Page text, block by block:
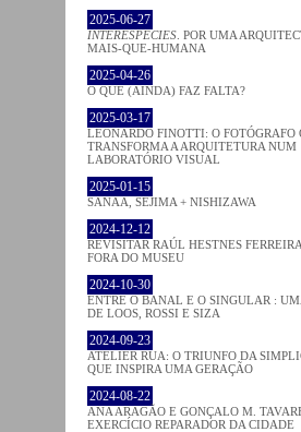
2025-06-27
INTERESPECIES . POR UMA
MAIS-QUE-HUMANA
2025-04-26
O QUE (AINDA) FAZ FALTA?
2025-03-17
LEONARDO FINOTTI: O FOTÓGRAFO
TRANSFORMA A ARQUITETURA NUM
LABORATÓRIO VISUAL
2025-01-15
SANAA, SEJIMA + NISHIZAWA
2024-12-12
REVISITAR RAÚL HESTNES
FORA DO MUSEU
2024-10-30
ENTRE O BANAL E O SINGULAR :
DE LOOS, ROSSI E SIZA
2024-09-23
ATELIER RUA: O TRIUNFO DA
QUE INSPIRA UMA GERAÇÃO
2024-08-22
ANA ARAGÃO E GONÇALO M.
EXERCÍCIO REPARADOR DA CIDADE